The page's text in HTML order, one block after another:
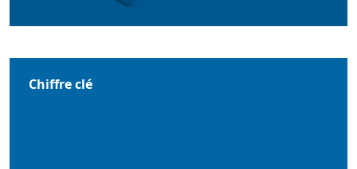
Chiffre clé